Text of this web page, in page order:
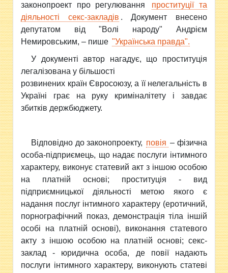
законопроект про регулювання
проституції та
діяльності секс-закладів . Документ внесено
депутатом від "Волі народу" Андрієм
Немировським, – пише "Українська правда".
У документі автор нагадує, що проституція
легалізована у більшості
розвинених країн Євросоюзу, а її нелегальність в
Україні грає на руку криміналітету і завдає
збитків держбюджету.
Відповідно до законопроекту, повія – фізична
особа-підприємець, що надає послуги інтимного
характеру, виконує статевий акт з іншою особою
на платній основі; проституція - вид
підприємницької діяльності метою якого є
надання послуг інтимного характеру (еротичний,
порнографічний показ, демонстрація тіла іншій
особі на платній основі), виконання статевого
акту з іншою особою на платній основі; секс-
заклад - юридична особа, де повії надають
послуги інтимного характеру, виконують статеві